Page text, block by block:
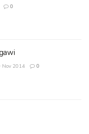
0
Nov 2014 0